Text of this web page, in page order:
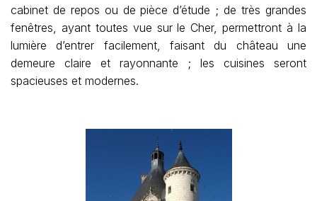
cabinet de repos ou de pièce d’étude ; de très grandes
fenêtres, ayant toutes vue sur le Cher, permettront à la
lumière d’entrer facilement, faisant du château une
demeure claire et rayonnante ; les cuisines seront
spacieuses et modernes.